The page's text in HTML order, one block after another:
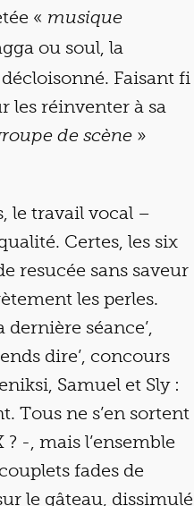
« musique
ou soul, la
Faisant fi
les réinventer à sa
de scène »
le travail vocal –
Certes, les six
resucée sans saveur
les perles.
séance’,
dire’, concours
Samuel et Sly :
Tous ne s’en sortent
-, mais l’ensemble
fades de
le gâteau, dissimulé